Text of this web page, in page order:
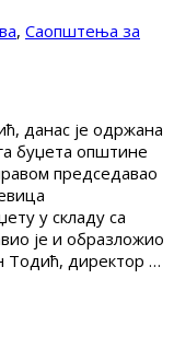
, Саопштења за
данас је одржана
буџета општине
председавао
у складу са
је и образложио
Тодић, директор …